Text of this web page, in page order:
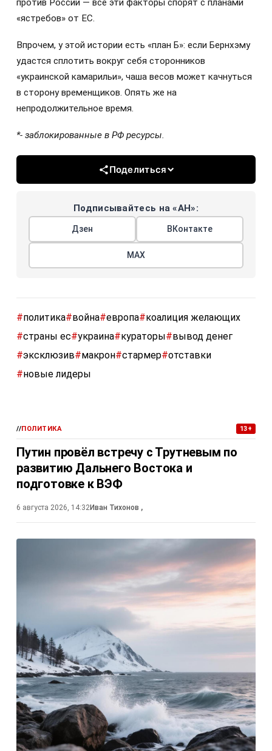
против России — все эти факторы спорят с планами
«ястребов» от ЕС.
Впрочем, у этой истории есть «план Б»: если Бернхэму
удастся сплотить вокруг себя сторонников
«украинской камарильи», чаша весов может качнуться
в сторону временщиков. Опять же на
непродолжительное время.
*- заблокированные в РФ ресурсы.
Поделиться
Подписывайтесь на «АН»:
Дзен ВКонтакте
МАХ
#политика#война#европа#коалиция желающих
#страны ес#украина#кураторы#вывод денег
#эксклюзив#макрон#стармер#отставки
#новые лидеры
//ПОЛИТИКА 13+
Путин провёл встречу с Трутневым по
развитию Дальнего Востока и
подготовке к ВЭФ
6 августа 2026, 14:32Иван Тихонов ,